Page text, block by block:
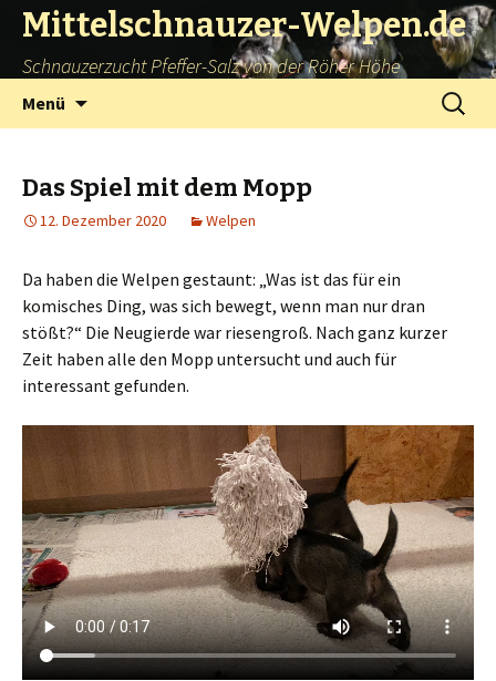
Mittelschnauzer-Welpen.de
Schnauzerzucht Pfeffer-Salz von der Röher Höhe
Menü
Suchen
nach:
Das Spiel mit dem Mopp
12. Dezember 2020 Welpen
Da haben die Welpen gestaunt: „Was ist das für ein
komisches Ding, was sich bewegt, wenn man nur dran
stößt?“ Die Neugierde war riesengroß. Nach ganz kurzer
Zeit haben alle den Mopp untersucht und auch für
interessant gefunden.